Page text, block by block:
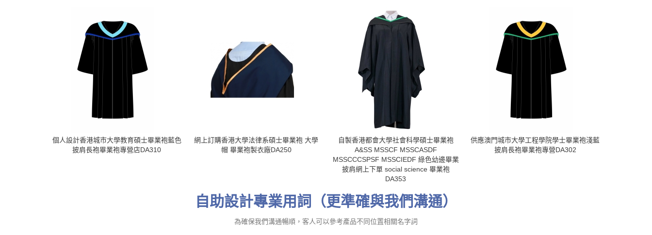
個人設計香港城市大學教育碩士畢業袍藍色
披肩長袍畢業袍專營店DA310
網上訂購香港大學法律系碩士畢業袍 大學
帽 畢業袍製衣廠DA250
自製香港都會大學社會科學碩士畢業袍
A&SS MSSCF MSSCASDF
MSSCCCSPSF MSSCIEDF 綠色幼邊畢業
披肩網上下單 social science 畢業袍
DA353
供應澳門城市大學工程學院學士畢業袍淺藍
披肩長袍畢業袍專營DA302
自助設計專業用詞（更準確與我們溝通）
為確保我們溝通暢順，客人可以參考產品不同位置相關名字詞